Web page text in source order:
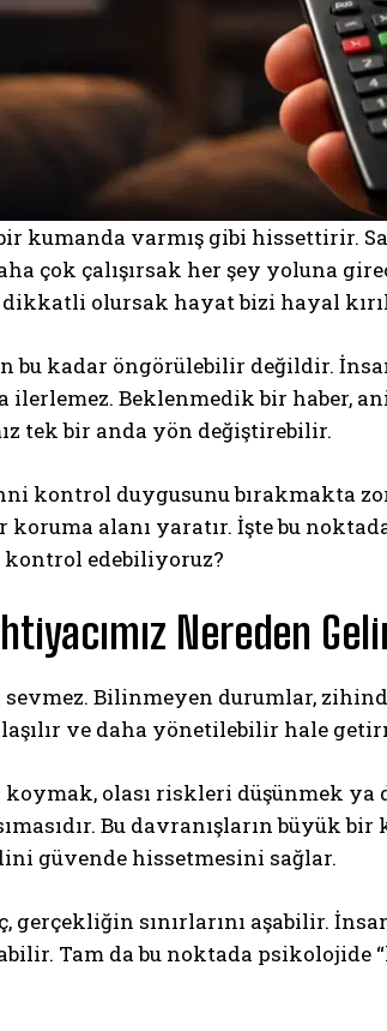
kumanda varmış gibi hissettirir.
çok çalışırsak her şey yoluna
olursak hayat bizi hayal
bu kadar öngörülebilir değildir.
ilerlemez. Beklenmedik bir haber,
tek bir anda yön değiştirebilir.
kontrol duygusunu bırakmakta
koruma alanı yaratır. İşte bu
kontrol edebiliyoruz?
Nereden
Bilinmeyen durumlar,
ve daha yönetilebilir hale
olası riskleri düşünmek ya
Bu davranışların büyük
güvende hissetmesini sağlar.
gerçekliğin sınırlarını aşabilir.
Tam da bu noktada psikolojide